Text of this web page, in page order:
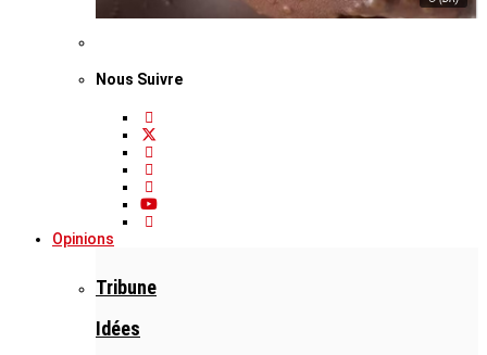
Nous Suivre
Opinions
Tribune
Idées